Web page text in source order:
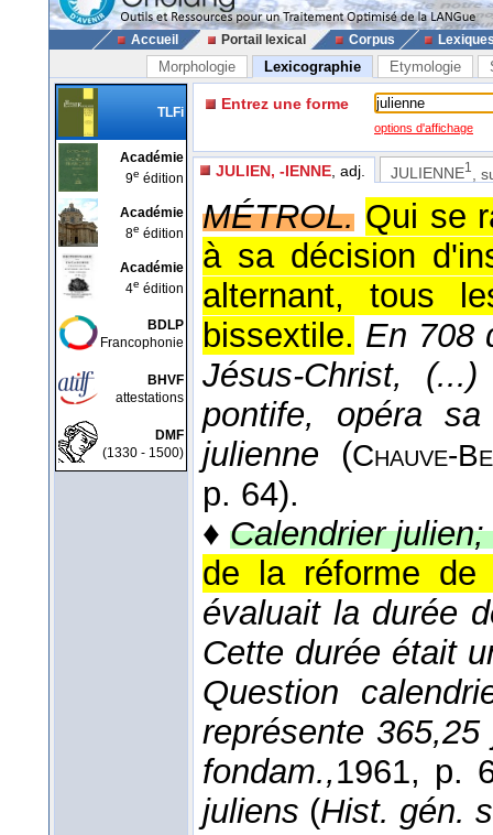
Accueil Portail lexical Corpus
Morphologie Lexicographie Etymologie
TLFi
Académie
9e édition
Académie
8e édition
Académie
4e édition
BDLP
Francophonie
BHVF
attestations
DMF
(1330 - 1500)
Entrez une forme
options d'affichage
JULIEN, -IENNE , adj. JULIENNE1 ,
MÉTROL. Qui se
à sa décision
alternant, tous
bissextile. En 708
Jésus-Christ,
pontife, opéra
julienne (Chauve-
p. 64).
♦Calendrier
de la réforme de
évaluait la durée
Cette durée était
Question
représente
fondam.,1961, p.
juliens (Hist. gén.